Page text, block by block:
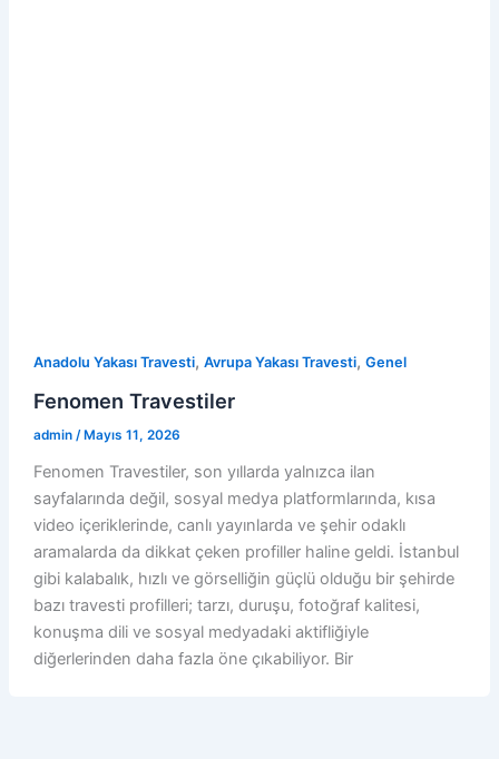
Anadolu Yakası Travesti, Avrupa Yakası Travesti, Genel
Fenomen Travestiler
admin /Mayıs 11, 2026
Fenomen Travestiler, son yıllarda yalnızca ilan
sayfalarında değil, sosyal medya platformlarında, kısa
video içeriklerinde, canlı yayınlarda ve şehir odaklı
aramalarda da dikkat çeken profiller haline geldi. İstanbul
gibi kalabalık, hızlı ve görselliğin güçlü olduğu bir şehirde
bazı travesti profilleri; tarzı, duruşu, fotoğraf kalitesi,
konuşma dili ve sosyal medyadaki aktifliğiyle
diğerlerinden daha fazla öne çıkabiliyor. Bir